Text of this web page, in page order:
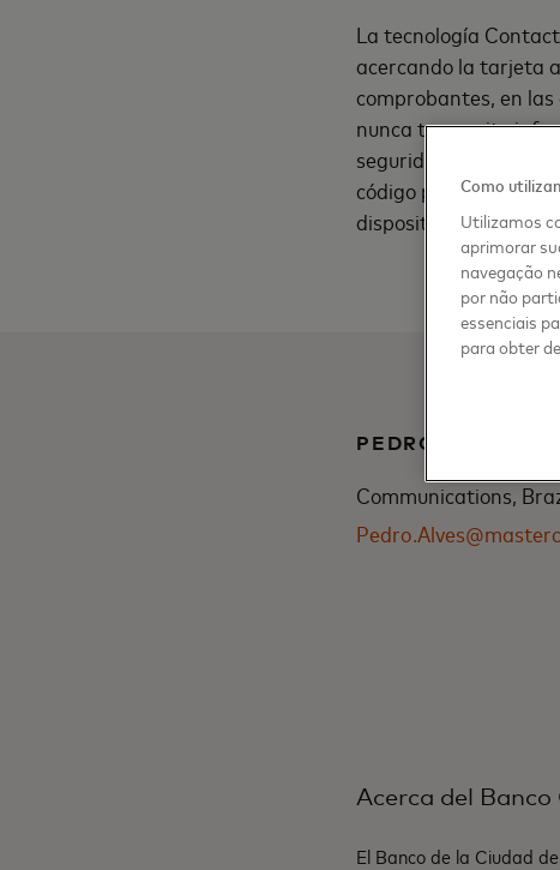
La tecnología
acercando la tarjeta
comprobantes, en
nunca transmite
seguridad de tres
código postal. En su
dispositivo al lector
PEDRO ALVES
Communications,
Acerca del Banco
El Banco de la Ciudad
Como
Utilizamos
aprimorar
navegação
por não
essenciais
para obter